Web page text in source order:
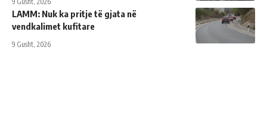
LAMM: Nuk ka pritje të gjata në
vendkalimet kufitare
9 Gusht, 2026